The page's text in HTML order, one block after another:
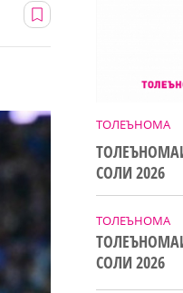
ТОЛЕЪНОМА
СОЛИ 2026
ТОЛЕЪНОМА
СОЛИ 2026